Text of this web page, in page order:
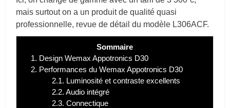
mais surtout on a un produit de qualité quasi
professionnelle, revue de détail du modèle L306ACF.
Sommaire
1. Design Wemax Appotronics D30
2. Performances du Wemax Appotronics D30
2.1. Luminosité et contraste excellents
2.2. Audio intégré
2.3. Connectique